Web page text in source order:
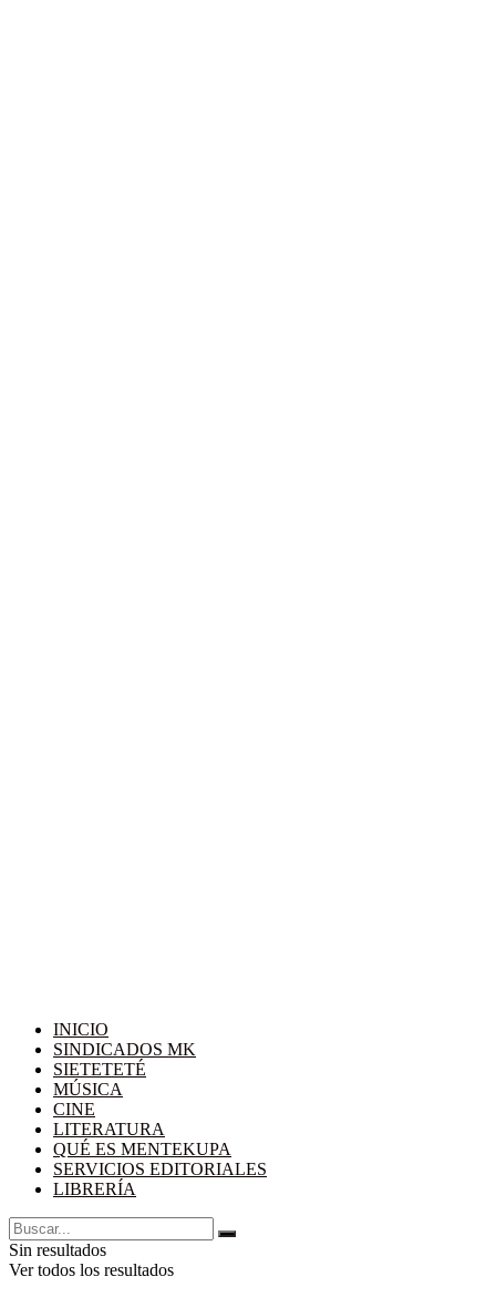
INICIO
SINDICADOS MK
SIETETETÉ
MÚSICA
CINE
LITERATURA
QUÉ ES MENTEKUPA
SERVICIOS EDITORIALES
LIBRERÍA
Sin resultados
Ver todos los resultados